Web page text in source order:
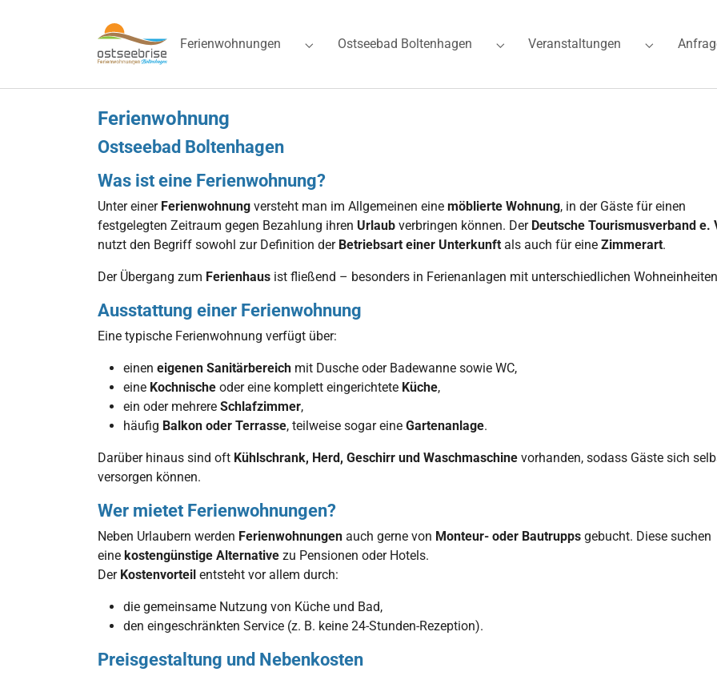
Ferienwohnungen
Submenu for "Ferienwohnungen"
Ostseebad Boltenhagen
Submenu for "Ostseebad Boltenhagen"
Veranstaltungen
Submenu
Ferienwohnung
Ostseebad Boltenhagen
Was ist eine Ferienwohnung?
Unter einer Ferienwohnung versteht man im Allgemeinen eine möblierte Wohnung, in der Gäste für einen
festgelegten Zeitraum gegen Bezahlung ihren Urlaub verbringen können. Der Deutsche Tourismusverband e.
nutzt den Begriff sowohl zur Definition der Betriebsart einer Unterkunft als auch für eine Zimmerart.
Der Übergang zum Ferienhaus ist fließend – besonders in Ferienanlagen mit unterschiedlichen
Ausstattung einer Ferienwohnung
Eine typische Ferienwohnung verfügt über:
einen eigenen Sanitärbereich mit Dusche oder Badewanne sowie WC,
eine Kochnische oder eine komplett eingerichtete Küche,
ein oder mehrere Schlafzimmer,
häufig Balkon oder Terrasse, teilweise sogar eine Gartenanlage.
Darüber hinaus sind oft Kühlschrank, Herd, Geschirr und Waschmaschine vorhanden, sodass Gäste sich
versorgen können.
Wer mietet Ferienwohnungen?
Neben Urlaubern werden Ferienwohnungen auch gerne von Monteur- oder Bautrupps gebucht. Diese suchen
eine kostengünstige Alternative zu Pensionen oder Hotels.
Der Kostenvorteil entsteht vor allem durch:
die gemeinsame Nutzung von Küche und Bad,
den eingeschränkten Service (z. B. keine 24-Stunden-Rezeption).
Preisgestaltung und Nebenkosten